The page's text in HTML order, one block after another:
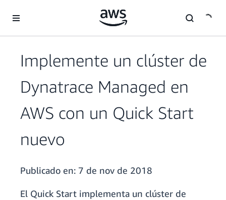
Implemente un clúster de
Dynatrace Managed en
AWS con un Quick Start
nuevo
Publicado en: 7 de nov de 2018
El Quick Start implementa un clúster de